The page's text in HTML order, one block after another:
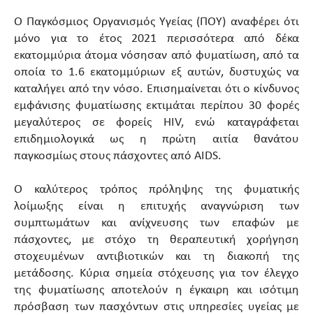
Ο Παγκόσμιος Οργανισμός Υγείας (ΠΟΥ) αναφέρει ότι
μόνο για το έτος 2021 περισσότερα από δέκα
εκατομμύρια άτομα νόσησαν από φυματίωση, από τα
οποία το 1.6 εκατομμύριων εξ αυτών, δυστυχώς να
καταλήγει από την νόσο. Επισημαίνεται ότι ο κίνδυνος
εμφάνισης φυματίωσης εκτιμάται περίπου 30 φορές
μεγαλύτερος σε φορείς HIV, ενώ καταγράφεται
επιδημιολογικά ως η πρώτη αιτία θανάτου
παγκοσμίως στους πάσχοντες από AIDS.
Ο καλύτερος τρόπος πρόληψης της φυματικής
λοίμωξης είναι η επιτυχής αναγνώριση των
συμπτωμάτων και ανίχνευσης των επαφών με
πάσχοντες, με στόχο τη θεραπευτική χορήγηση
στοχευμένων αντιβιοτικών και τη διακοπή της
μετάδοσης. Κύρια σημεία στόχευσης για τον έλεγχο
της φυματίωσης αποτελούν η έγκαιρη και ισότιμη
πρόσβαση των πασχόντων στις υπηρεσίες υγείας με